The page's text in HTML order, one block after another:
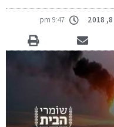
9:47 pm